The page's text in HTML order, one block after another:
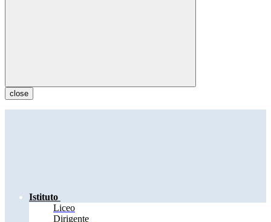
close
Istituto
Liceo
Dirigente